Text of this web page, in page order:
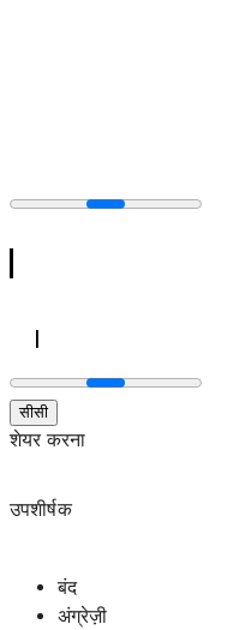
सीसी
शेयर करना
उपशीर्षक
बंद
अंग्रेज़ी